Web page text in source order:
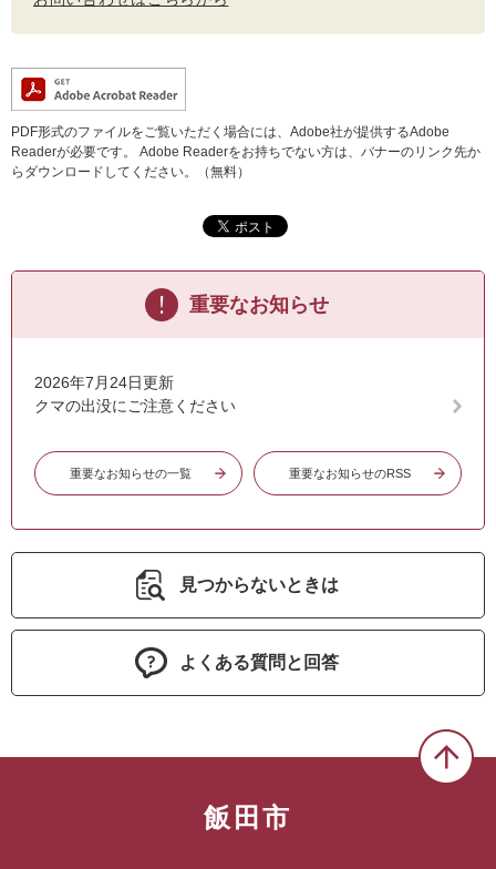
PDF形式のファイルをご覧いただく場合には、Adobe社が提供するAdobe
Readerが必要です。
Adobe Readerをお持ちでない方は、バナーのリンク先か
らダウンロードしてください。（無料）
重要なお知らせ
2026年7月24日更新
クマの出没にご注意ください
重要なお知らせの一覧 重要なお知らせのRSS
見つからないときは
よくある質問と回答
飯田市